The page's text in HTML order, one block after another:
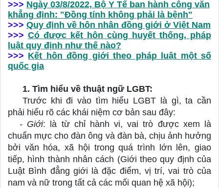
>>> Ngày 03/8/2022, Bộ Y Tế ban hành công văn
khẳng định: "Đồng tính không phải là bệnh"
>>> Quy định về hôn nhân đồng giới ở Việt Nam
>>> Có được kết hôn cùng huyết thống, pháp
luật quy định như thế nào?
>>> Kết hôn đồng giới theo pháp luật một số
quốc gia
1. Tìm hiểu về thuật ngữ LGBT:
Trước khi đi vào tìm hiểu LGBT là gì, ta cần
phải hiểu rõ các khái niệm cơ bản sau đây:
- Giới: là từ chỉ hành vi, vai trò được xem là
chuẩn mực cho đàn ông và đàn bà, chịu ảnh hưởng
bởi văn hóa, xã hội trong quá trình lớn lên, giao
tiếp, hình thành nhân cách (Giới theo quy định của
Luật Bình đẳng giới là đặc điểm, vị trí, vai trò của
nam và nữ trong tất cả các mối quan hệ xã hội);